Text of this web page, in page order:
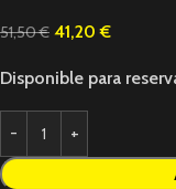
51,50€ 41,20€
Disponible para